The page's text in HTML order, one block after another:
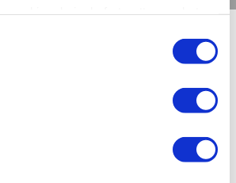
navngivelsen i 1963 en kirkesti, og
fra Randersvej til Kokholmvej
som man tidligere mente betød